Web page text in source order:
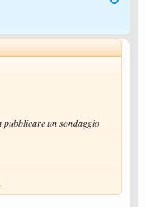
pubblicare un sondaggio